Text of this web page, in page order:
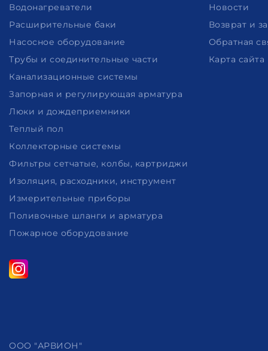
Водонагреватели
Расширительные баки
Насосное оборудование
Трубы и соединительные части
Канализационные системы
Запорная и регулирующая арматура
Люки и дождеприемники
Теплый пол
Коллекторные системы
Фильтры сетчатые, колбы, картриджи
Изоляция, расходники, инструмент
Измерительные приборы
Поливочные шланги и арматура
Пожарное оборудование
Новости
Возврат и
Обратная
Карта сайта
ООО "АРВИОН"